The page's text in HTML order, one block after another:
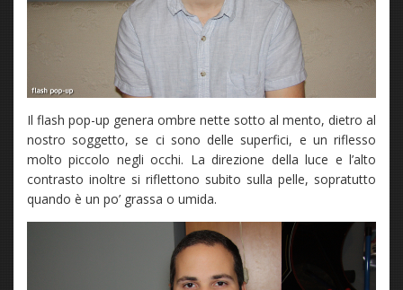
Il flash pop-up genera ombre nette sotto al mento, dietro al
nostro soggetto, se ci sono delle superfici, e un riflesso
molto piccolo negli occhi. La direzione della luce e l’alto
contrasto inoltre si riflettono subito sulla pelle, sopratutto
quando è un po’ grassa o umida.